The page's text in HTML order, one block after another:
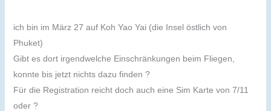
ich bin im März 27 auf Koh Yao Yai (die Insel östlich von
Phuket)
Gibt es dort irgendwelche Einschränkungen beim Fliegen,
konnte bis jetzt nichts dazu finden ?
Für die Registration reicht doch auch eine Sim Karte von 7/11
oder ?